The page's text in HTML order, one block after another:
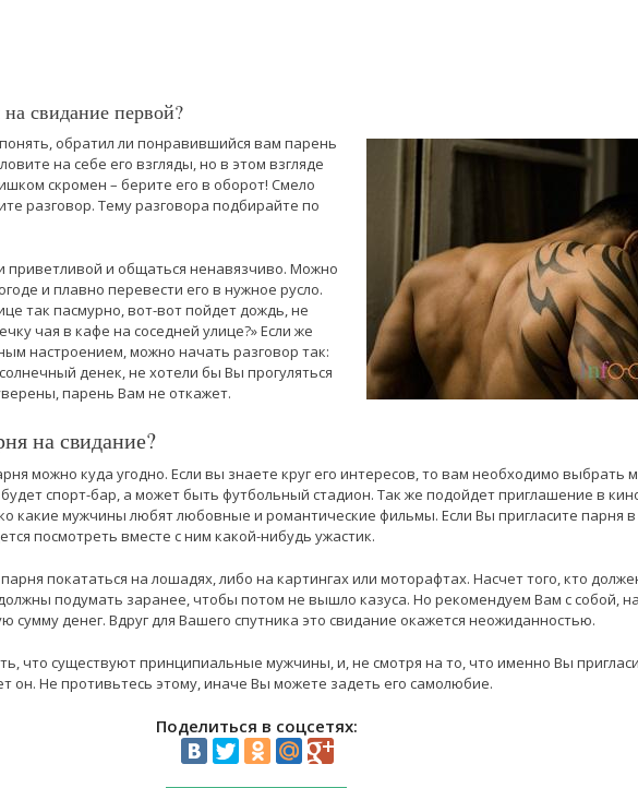
свидание первой?
обратил ли понравившийся вам парень
на себе его взгляды, но в этом взгляде
скромен – берите его в оборот! Смело
разговор. Тему разговора подбирайте по
приветливой и общаться ненавязчиво. Можно
и плавно перевести его в нужное русло.
так пасмурно, вот-вот пойдет дождь, не
чая в кафе на соседней улице?» Если же
настроением, можно начать разговор так:
денек, не хотели бы Вы прогуляться
парень Вам не откажет.
на свидание?
можно куда угодно. Если вы знаете круг его интересов, то вам необходимо выбрать
спорт-бар, а может быть футбольный стадион. Так же подойдет приглашение в
какие мужчины любят любовные и романтические фильмы. Если Вы пригласите парня в
посмотреть вместе с ним какой-нибудь ужастик.
покататься на лошадях, либо на картингах или моторафтах. Насчет того, кто
подумать заранее, чтобы потом не вышло казуса. Но рекомендуем Вам с собой,
сумму денег. Вдруг для Вашего спутника это свидание окажется неожиданностью.
что существуют принципиальные мужчины, и, не смотря на то, что именно Вы
он. Не противьтесь этому, иначе Вы можете задеть его самолюбие.
Поделиться в соцсетях: